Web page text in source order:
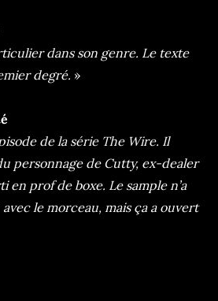
dans son genre. Le texte
degré. »
de la série The Wire. Il
personnage de Cutty, ex-dealer
en prof de boxe. Le sample n’a
le morceau, mais ça a ouvert